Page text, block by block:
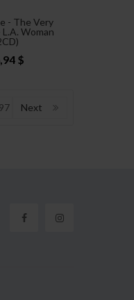
- The Very
Woman
$
Next